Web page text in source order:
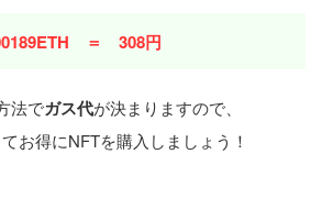
＝ 308円
法でガス代が決まりますので、
お得にNFTを購入しましょう！